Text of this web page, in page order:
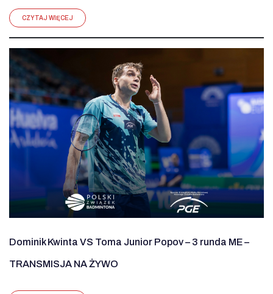
CZYTAJ WIĘCEJ
Dominik Kwinta VS Toma Junior Popov – 3 runda ME –
TRANSMISJA NA ŻYWO